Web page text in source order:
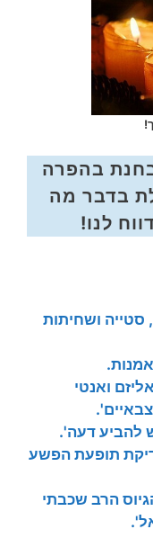
בהפרה
בדבר מה
לנו!
ושחיתות
ואנטי
להביע דעה'.
תופעת הפשע
הרב שכבתי